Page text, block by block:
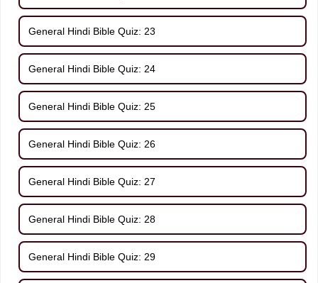
General Hindi Bible Quiz: 23
General Hindi Bible Quiz: 24
General Hindi Bible Quiz: 25
General Hindi Bible Quiz: 26
General Hindi Bible Quiz: 27
General Hindi Bible Quiz: 28
General Hindi Bible Quiz: 29